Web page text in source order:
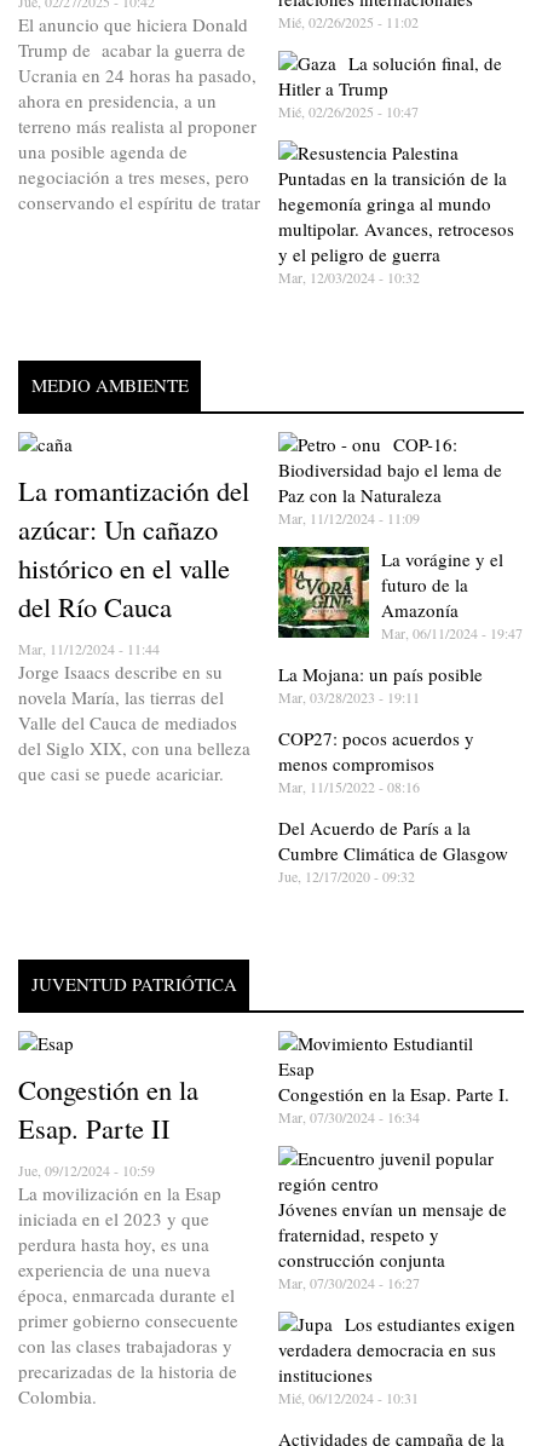
El anuncio que hiciera Donald
Trump de acabar la guerra de
Ucrania en 24 horas ha pasado,
ahora en presidencia, a un
terreno más realista al proponer
una posible agenda de
negociación a tres meses, pero
conservando el espíritu de tratar
Mié, 02/26/2025 - 11:02
La solución final, de
Hitler a Trump
Mié, 02/26/2025 - 10:47
Puntadas en la transición de la
hegemonía gringa al mundo
multipolar. Avances, retrocesos
y el peligro de guerra
Mar, 12/03/2024 - 10:32
MEDIO AMBIENTE
La romantización del
azúcar: Un cañazo
histórico en el valle
del Río Cauca
Mar, 11/12/2024 - 11:44
Jorge Isaacs describe en su
novela María, las tierras del
Valle del Cauca de mediados
del Siglo XIX, con una belleza
que casi se puede acariciar.
COP-16:
Biodiversidad bajo el lema de
Paz con la Naturaleza
Mar, 11/12/2024 - 11:09
La vorágine y el
futuro de la
Amazonía
Mar, 06/11/2024 - 19:47
La Mojana: un país posible
Mar, 03/28/2023 - 19:11
COP27: pocos acuerdos y
menos compromisos
Mar, 11/15/2022 - 08:16
Del Acuerdo de París a la
Cumbre Climática de Glasgow
Jue, 12/17/2020 - 09:32
JUVENTUD PATRIÓTICA
Congestión en la
Esap. Parte II
Jue, 09/12/2024 - 10:59
La movilización en la Esap
iniciada en el 2023 y que
perdura hasta hoy, es una
experiencia de una nueva
época, enmarcada durante el
primer gobierno consecuente
con las clases trabajadoras y
precarizadas de la historia de
Colombia.
Congestión en la Esap. Parte I.
Mar, 07/30/2024 - 16:34
Jóvenes envían un mensaje de
fraternidad, respeto y
construcción conjunta
Mar, 07/30/2024 - 16:27
Los estudiantes exigen
verdadera democracia en sus
instituciones
Mié, 06/12/2024 - 10:31
Actividades de campaña de la